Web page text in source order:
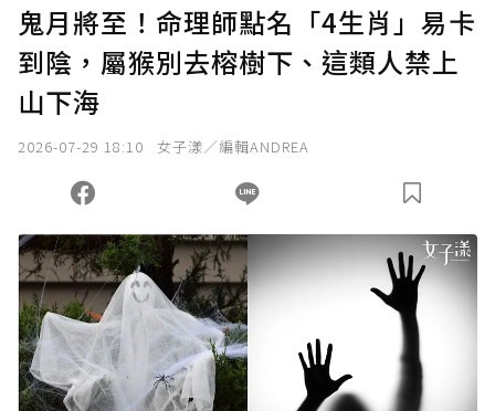
確認送出
您當前剩餘 U 利點數：0點；前往 購買點數
鬼月將至！命理師點名「4生肖」易卡
到陰，屬猴別去榕樹下、這類人禁上
山下海
2026-07-29 18:10 女子漾／編輯ANDREA